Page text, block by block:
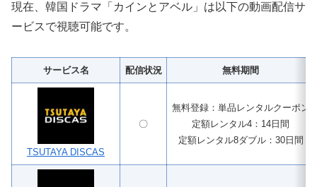
現在、韓国ドラマ「カインとアベル」は以下の動画配信サ
ービスで視聴可能です。
サービス名 配信状況 無料期間
TSUTAYA DISCAS
〇
無料登録：単品レンタルクーポン
定額レンタル4：14日間
定額レンタル8ダブル：30日間